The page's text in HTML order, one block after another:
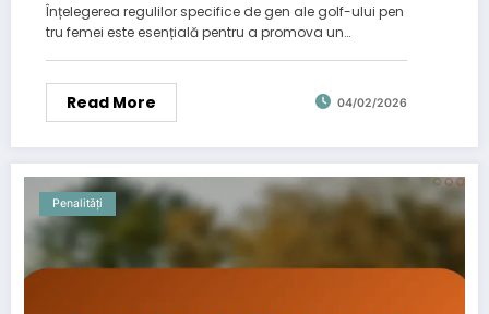
Înțelegerea regulilor specifice de gen ale golf-ului pen
tru femei este esențială pentru a promova un…
Read More 04/02/2026
Penalități